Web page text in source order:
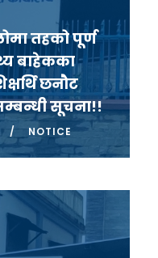
तहको पूर्ण
बाहेकका
छनौट
सूचना!!
NOTICE